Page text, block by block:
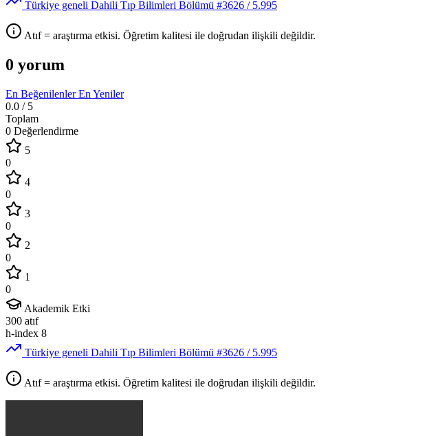
Türkiye geneli Dahili Tıp Bilimleri Bölümü #3626 / 5.995
Atıf = araştırma etkisi. Öğretim kalitesi ile doğrudan ilişkili değildir.
0 yorum
En BeğenilenlerEn Yeniler
0.0 / 5
Toplam
0 Değerlendirme
5
0
4
0
3
0
2
0
1
0
Akademik Etki
300 atıf
h-index 8
Türkiye geneli Dahili Tıp Bilimleri Bölümü #3626 / 5.995
Atıf = araştırma etkisi. Öğretim kalitesi ile doğrudan ilişkili değildir.